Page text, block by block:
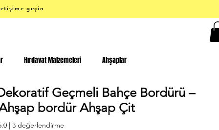
geçin
Hırdavat Malzemeleri Ahşaplar
Geçmeli Bahçe Bordürü –
bordür Ahşap Çit
göre beş yıldız üzerinden hesaplanan puan 5.0
| 3 değerlendirme